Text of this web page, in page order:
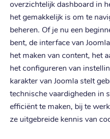
overzichtelijk dashboard in
het gemakkelijk is om te
beheren. Of je nu een
bent, de interface van
het maken van content, het
het configureren van
karakter van Joomla stelt
technische vaardigheden in
efficiënt te maken, bij te
ze uitgebreide kennis van